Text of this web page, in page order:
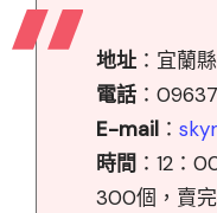
地址 ：宜蘭
電話 ：
E-mail ：
時間 ：12：
300個，賣完